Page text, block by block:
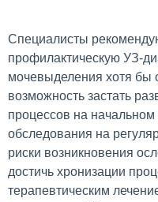
Специалисты
профилактическую УЗ-
мочевыделения хотя бы
возможность застать
процессов на
обследования на
риски возникновения
достичь хронизации
терапевтическим